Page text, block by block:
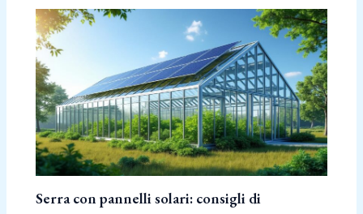
Serra con pannelli solari: consigli di